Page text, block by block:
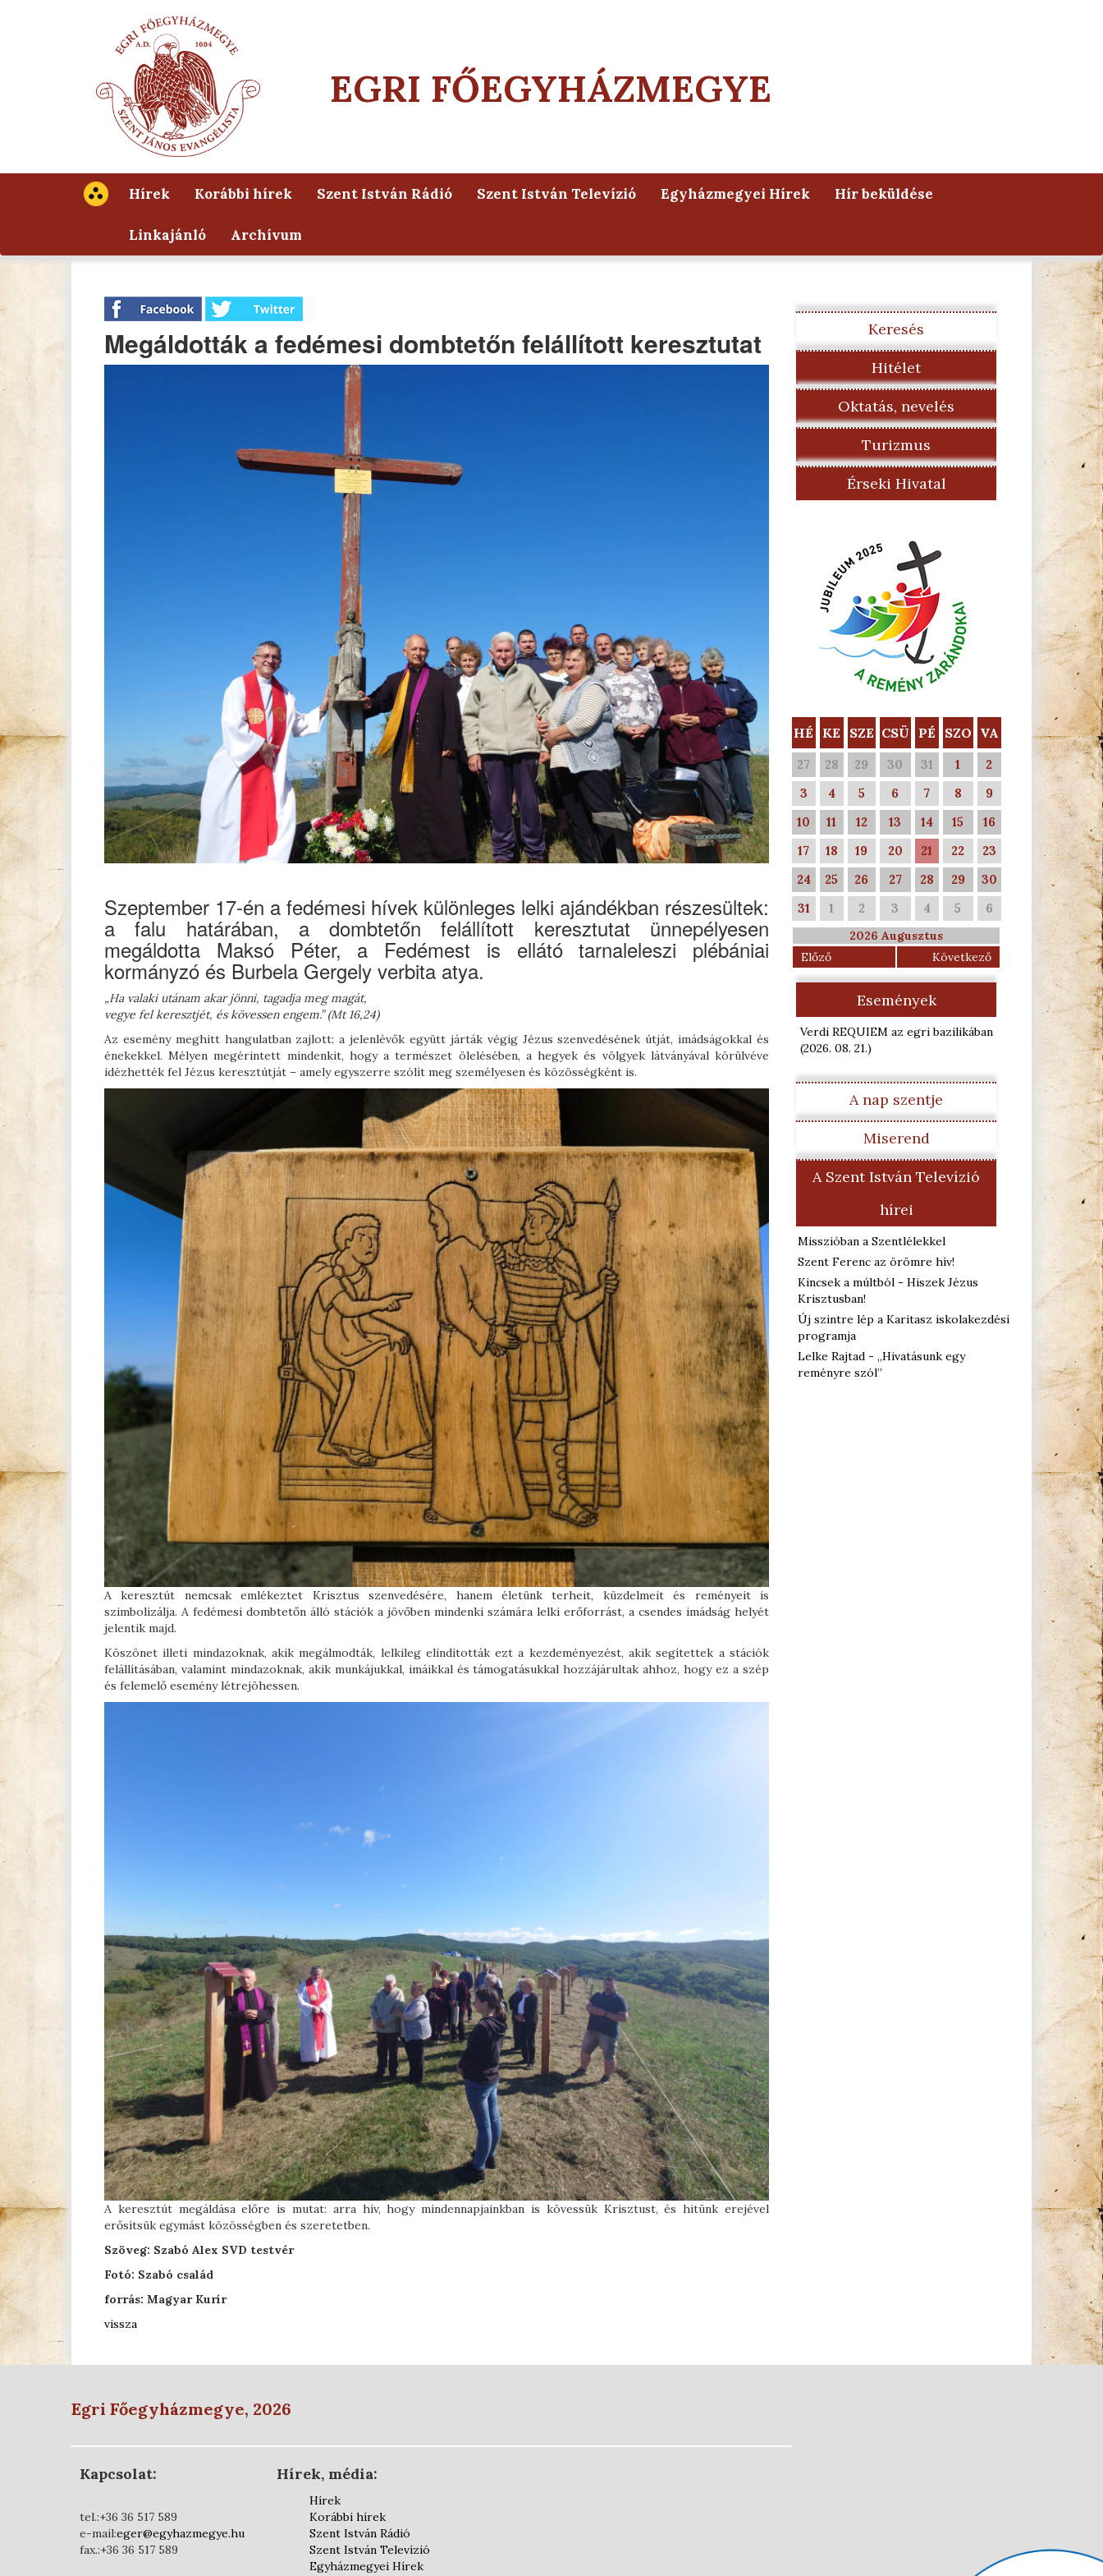
EGRI FŐEGYHÁZMEGYE
Hírek Korábbi hírek Szent István Rádió Szent István Televízió Egyházmegyei Hírek Hír beküldése
Linkajánló Archívum
Megáldották a fedémesi dombtetőn felállított keresztutat
Szeptember 17-én a fedémesi hívek különleges lelki ajándékban részesültek:
a falu határában, a dombtetőn felállított keresztutat ünnepélyesen
megáldotta Maksó Péter, a Fedémest is ellátó tarnaleleszi plébániai
kormányzó és Burbela Gergely verbita atya.
„Ha valaki utánam akar jönni, tagadja meg magát,
vegye fel keresztjét, és kövessen engem.” (Mt 16,24)
Az esemény meghitt hangulatban zajlott: a jelenlévők együtt járták végig Jézus szenvedésének útját, imádságokkal és
énekekkel. Mélyen megérintett mindenkit, hogy a természet ölelésében, a hegyek és völgyek látványával körülvéve
idézhették fel Jézus keresztútját – amely egyszerre szólít meg személyesen és közösségként is.
A keresztút nemcsak emlékeztet Krisztus szenvedésére, hanem életünk terheit, küzdelmeit és reményeit is
szimbolizálja. A fedémesi dombtetőn álló stációk a jövőben mindenki számára lelki erőforrást, a csendes imádság helyét
jelentik majd.
Köszönet illeti mindazoknak, akik megálmodták, lelkileg elindították ezt a kezdeményezést, akik segítettek a stációk
felállításában, valamint mindazoknak, akik munkájukkal, imáikkal és támogatásukkal hozzájárultak ahhoz, hogy ez a szép
és felemelő esemény létrejöhessen.
A keresztút megáldása előre is mutat: arra hív, hogy mindennapjainkban is kövessük Krisztust, és hitünk erejével
erősítsük egymást közösségben és szeretetben.
Szöveg: Szabó Alex SVD testvér
Fotó: Szabó család
forrás: Magyar Kurír
vissza
Keresés
Hitélet
Oktatás, nevelés
Turizmus
Érseki Hivatal
HÉ KE SZE CSÜ PÉ SZO VA
27 28 29 30 31 1
2
3
4 5 6 7 8
9
10
11 12 13 14 15
16
17
18 19 20 21 22
23
24
25 26 27 28 29
30
31
1 2 3 4 5 6
2026 Augusztus
Előző
Következő
Események
Verdi REQUIEM az egri bazilikában
(2026. 08. 21.)
A nap szentje
Miserend
A Szent István Televízió
hírei
Misszióban a Szentlélekkel
Szent Ferenc az örömre hív!
Kincsek a múltból - Hiszek Jézus
Krisztusban!
Új szintre lép a Karitasz iskolakezdési
programja
Lelke Rajtad - „Hivatásunk egy
reményre szól”
Egri Főegyházmegye, 2026
Kapcsolat:
tel.:+36 36 517 589
e-mail:eger@egyhazmegye.hu
fax.:+36 36 517 589
Hírek, média:
Hírek
Korábbi hírek
Szent István Rádió
Szent István Televízió
Egyházmegyei Hírek